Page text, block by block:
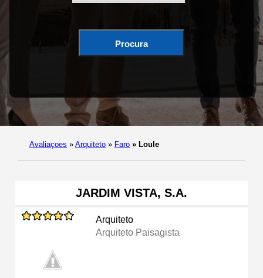
Procura
Avaliaçoes » Arquiteto » Faro » Loule
JARDIM VISTA, S.A.
Arquiteto
Arquiteto Paisagista